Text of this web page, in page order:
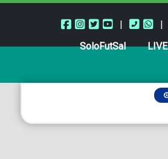
| |
SoloFutSal LIVE